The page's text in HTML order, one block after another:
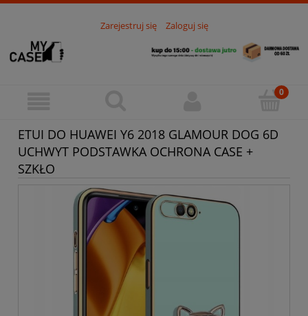
Zarejestruj się Zaloguj się
ETUI DO HUAWEI Y6 2018 GLAMOUR DOG 6D
UCHWYT PODSTAWKA OCHRONA CASE +
SZKŁO